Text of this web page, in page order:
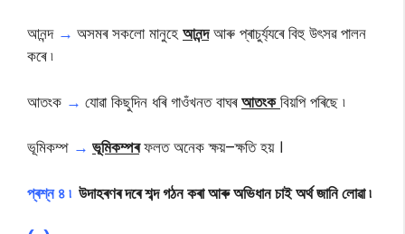
আনন্দ → অসমৰ সকলো মানুহেআনন্দআৰু প্ৰাচুৰ্য্যৰে বিহু উৎসৱ পালন
কৰে ৷
আতংক → যোৱা কিছুদিন ধৰি গাওঁখনত বাঘৰআতংক বিয়পি পৰিছে ৷
ভূমিকম্প → ভূমিকম্পৰফলত অনেক ক্ষয়–ক্ষতি হয় ।
প্ৰশ্ন ৪ ৷ উদাহৰণৰ দৰে শব্দ গঠন কৰা আৰু অভিধান চাই অৰ্থ জানি লোৱা ৷